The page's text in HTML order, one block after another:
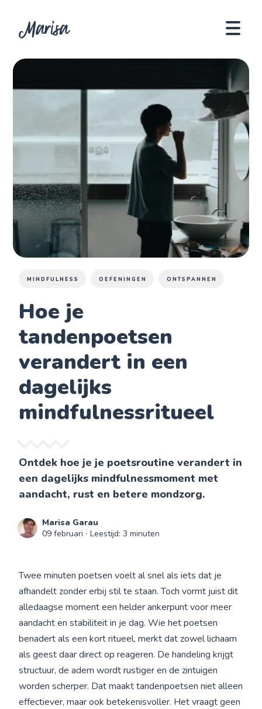
MINDFULNESS OEFENINGEN ONTSPANNEN
Hoe je
tandenpoetsen
verandert in een
dagelijks
mindfulnessritueel
Ontdek hoe je je poetsroutine verandert in
een dagelijks mindfulnessmoment met
aandacht, rust en betere mondzorg.
Marisa Garau
09 februari ∙ Leestijd: 3 minuten
Twee minuten poetsen voelt al snel als iets dat je
afhandelt zonder erbij stil te staan. Toch vormt juist dit
alledaagse moment een helder ankerpunt voor meer
aandacht en stabiliteit in je dag. Wie het poetsen
benadert als een kort ritueel, merkt dat zowel lichaam
als geest daar direct op reageren. De handeling krijgt
structuur, de adem wordt rustiger en de zintuigen
worden scherper. Dat maakt tandenpoetsen niet alleen
effectiever, maar ook betekenisvoller. Het vraagt geen